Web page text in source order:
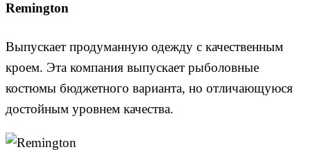
Remington
Выпускает продуманную одежду с качественным
кроем. Эта компания выпускает рыболовные
костюмы бюджетного варианта, но отличающуюся
достойным уровнем качества.